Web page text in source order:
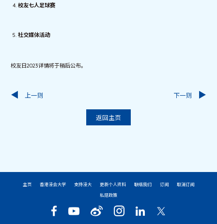
校友七人足球赛
社交媒体活动
校友日2023详情将于稍后公布。
上一则
返回主页
下一则
主页 香港浸会大学 支持浸大 更新个人资料 联络我们 订阅
取消订阅
私隐政策